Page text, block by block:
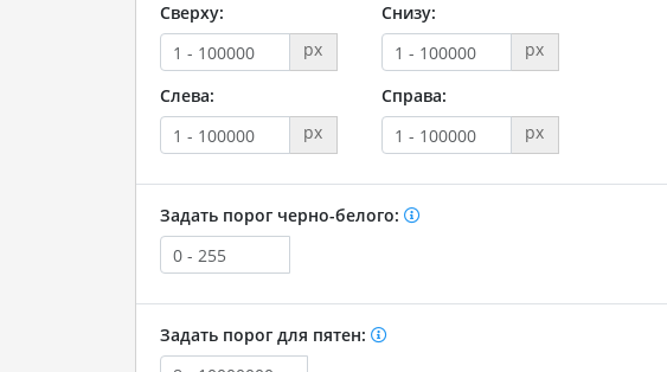
Сверху:
px
Снизу:
px
Слева:
px
Справа:
px
Задать порог черно-белого:
Задать порог для пятен: